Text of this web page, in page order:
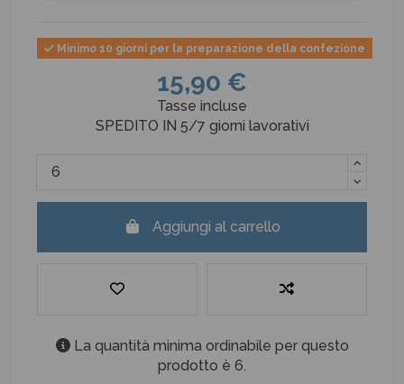
Minimo 10 giorni per la preparazione della confezione
15,90 €
Tasse incluse
SPEDITO IN 5/7 giorni lavorativi
Aggiungi al carrello
La quantità minima ordinabile per questo
prodotto è 6.